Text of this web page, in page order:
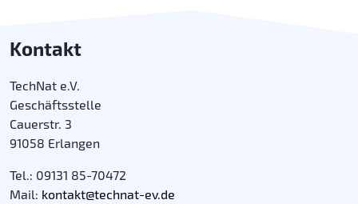
Kontakt
TechNat e.V.
Geschäftsstelle
Cauerstr. 3
91058 Erlangen
Tel.: 09131 85-70472
Mail: kontakt@technat-ev.de